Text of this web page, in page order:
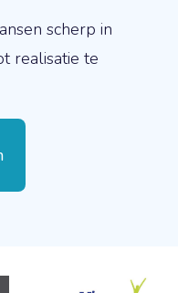
scherp in
realisatie te